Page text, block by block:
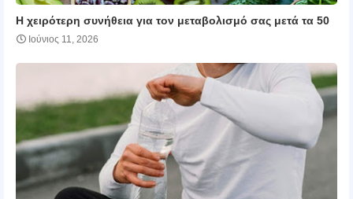
Η χειρότερη συνήθεια για τον μεταβολισμό σας μετά τα 50
Ιούνιος 11, 2026